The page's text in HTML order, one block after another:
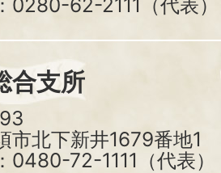
0280-62-2111（代表）
合支所
市北下新井1679番地1
0480-72-1111（代表）